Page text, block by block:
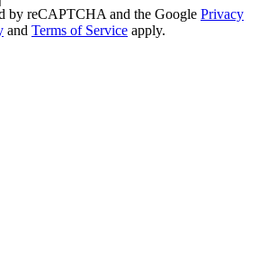
by reCAPTCHA and the Google Privacy
and Terms of Service apply.